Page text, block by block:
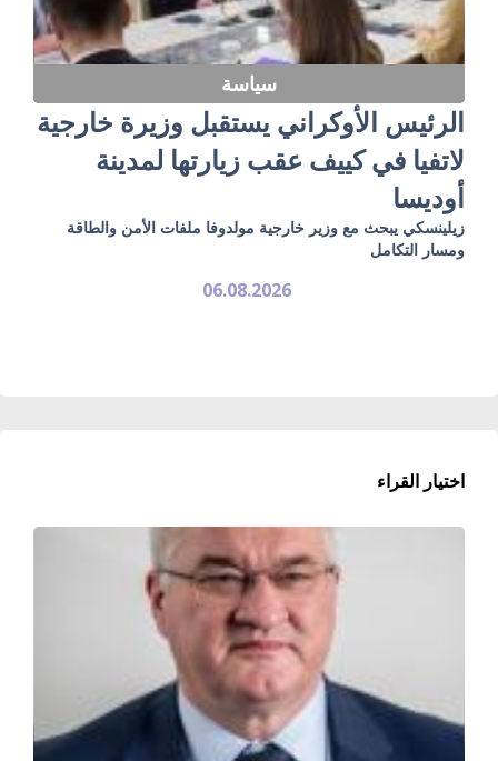
سياسة
الرئيس الأوكراني يستقبل وزيرة خارجية
لاتفيا في كييف عقب زيارتها لمدينة
أوديسا
زيلينسكي يبحث مع وزير خارجية مولدوفا ملفات الأمن والطاقة
ومسار التكامل
06.08.2026
اختيار القراء